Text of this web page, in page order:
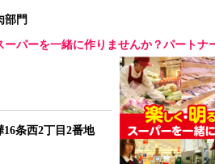
門
パーを一緒に作りませんか？パートナ
条西2丁目2番地